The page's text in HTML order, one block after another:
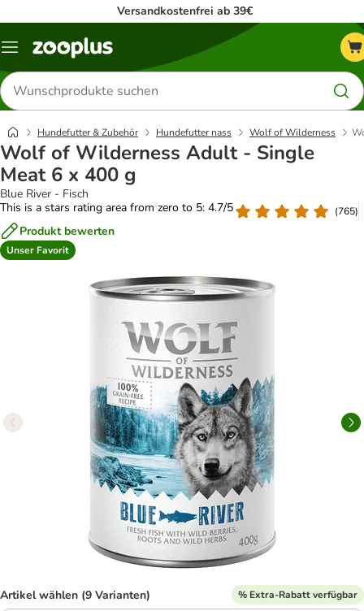
Versandkostenfrei ab 39€
Menü
Produkte
suchen
Hundefutter & Zubehör Hundefutter nass Wolf of Wilderness
Wolf of Wilderness Adult - Single
Meat 6 x 400 g
Blue River - Fisch
This is a stars rating area from zero to 5: 4.7/5
(765)
Produkt bewerten
Unser Favorit
Artikel wählen (9 Varianten) % Extra-Rabatt verfügbar